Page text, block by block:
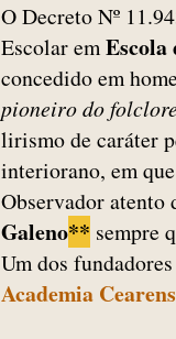
O Decreto Nº
Escolar emEscola
concedido em
pioneiro do
lirismo de caráter
interiorano, em
Observador atento
Galeno** sempre
Um dos
Academia